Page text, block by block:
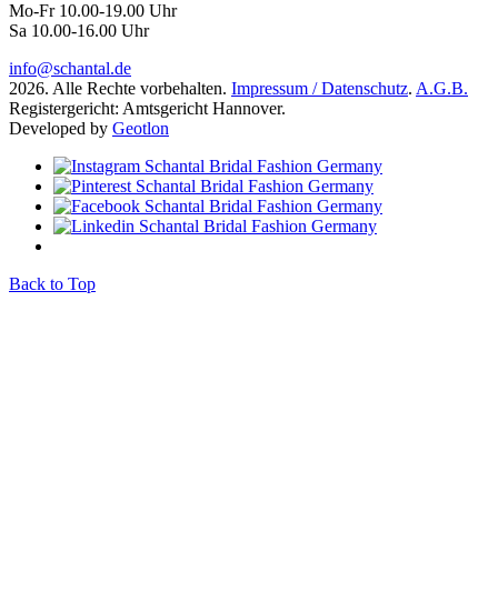
Mo-Fr 10.00-19.00 Uhr
Sa 10.00-16.00 Uhr
info@schantal.de
2026. Alle Rechte vorbehalten. Impressum / Datenschutz. A.G.B.
Registergericht: Amtsgericht Hannover.
Developed by Geotlon
Back to Top